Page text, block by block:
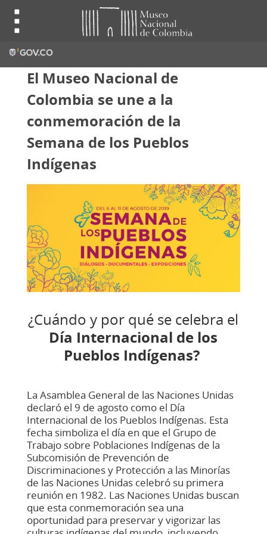
El Museo Nacional de
Colombia se une a la
conmemoración de la
Semana de los Pueblos
Indígenas
¿Cuándo y por qué se celebra el
Día Internacional de los
Pueblos Indígenas?
La Asamblea General de las Naciones Unidas
declaró el 9 de agosto como el Día
Internacional de los Pueblos Indígenas. Esta
fecha simboliza el día en que el Grupo de
Trabajo sobre Poblaciones Indígenas de la
Subcomisión de Prevención de
Discriminaciones y Protección a las Minorías
de las Naciones Unidas celebró su primera
reunión en 1982. Las Naciones Unidas buscan
que esta conmemoración sea una
oportunidad para preservar y vigorizar las